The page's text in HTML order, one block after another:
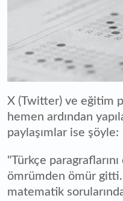
X (Twitter) ve eğitim
hemen ardından
paylaşımlar ise şöyle:
"Türkçe
ömrümden ömür
matematik